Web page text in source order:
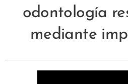
odontología
mediante